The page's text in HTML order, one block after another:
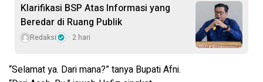
Klarifikasi BSP Atas Informasi yang
Beredar di Ruang Publik
Redaksi 2 hari
“Selamat ya. Dari mana?” tanya Bupati Afni.